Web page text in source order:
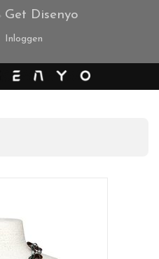
Get Disenyo
Inloggen